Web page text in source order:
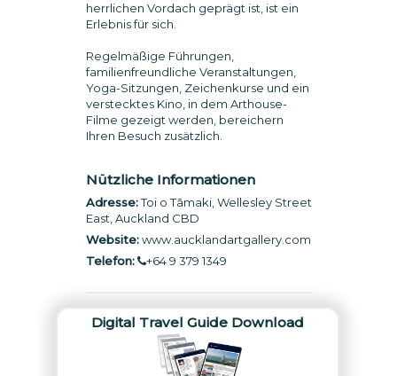
herrlichen Vordach geprägt ist, ist ein
Erlebnis für sich.
Regelmäßige Führungen,
familienfreundliche Veranstaltungen,
Yoga-Sitzungen, Zeichenkurse und ein
verstecktes Kino, in dem Arthouse-
Filme gezeigt werden, bereichern
Ihren Besuch zusätzlich.
Nützliche Informationen
Adresse:Toi o Tāmaki, Wellesley Street
East, Auckland CBD
Website: www.aucklandartgallery.com
Telefon:
+64 9 379 1349
Digital Travel Guide Download